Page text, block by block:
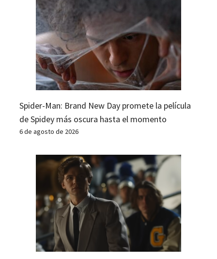
Spider-Man: Brand New Day promete la película
de Spidey más oscura hasta el momento
6 de agosto de 2026